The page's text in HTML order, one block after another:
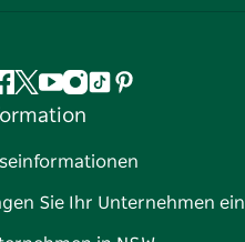
Facebook
Twitter
YouTube
Instagram
TikTokPinterest
Sie Ihr Unternehmen ein